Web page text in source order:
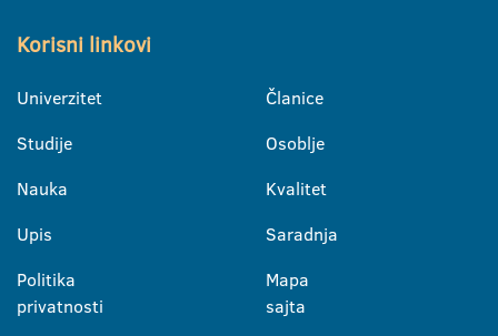
Korisni linkovi
Univerzitet
Studije
Nauka
Upis
Politika
privatnosti
Članice
Osoblje
Kvalitet
Saradnja
Mapa
sajta